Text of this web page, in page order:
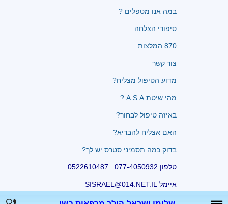
במה אנו מטפלים ?
סיפורי הצלחה
870 המלצות
צור קשר
מדוע הטיפול מצליח?
מהי שיטת A.S.A ?
באיזה טיפול לבחור?
האם אצליח להבריא?
בדוק כמה תסמיני סטרס יש לך?
טלפון 077-4050932 0522610487
איימל SISRAEL@014.NET.IL